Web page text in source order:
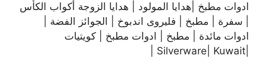
ادوات مطبخ |هدايا المولود | هدايا الزوجة أكواب الكأس
| سفرة | مطبخ | فليروى اندبوخ | الجوائز الفضة |
ادوات مائدة | مطبخ | ادوات مطبخ | كويتيات